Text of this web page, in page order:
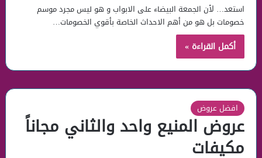
استعد… لأن الجمعة البيضاء على الابواب و هو ليس مجرد موسم
خصومات بل هو من أهم الاحداث الخاصة بأقوي الخصومات…
أكمل القراءة »
افضل عروض
عروض المنيع واحد والثاني مجاناً
مكيفات